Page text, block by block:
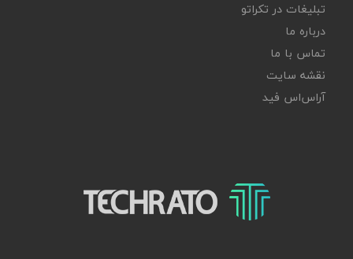
تبلیغات در تکراتو
درباره ما
تماس با ما
نقشه سایت
آر‌اس‌اس فید
تکراتو – زندگی با تکنولوژی